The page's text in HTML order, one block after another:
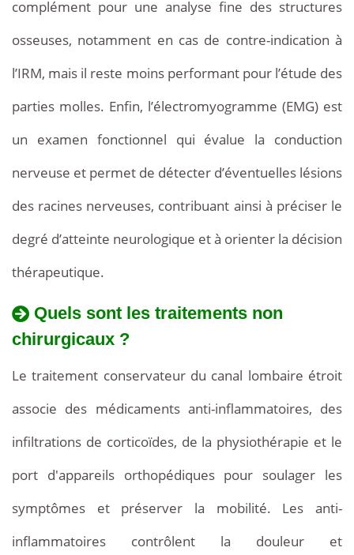
complément pour une analyse fine des structures
osseuses, notamment en cas de contre-indication à
l’IRM, mais il reste moins performant pour l’étude des
parties molles. Enfin, l’électromyogramme (EMG) est
un examen fonctionnel qui évalue la conduction
nerveuse et permet de détecter d’éventuelles lésions
des racines nerveuses, contribuant ainsi à préciser le
degré d’atteinte neurologique et à orienter la décision
thérapeutique.
Quels sont les traitements non
chirurgicaux ?
Le traitement conservateur du canal lombaire étroit
associe des médicaments anti-inflammatoires, des
infiltrations de corticoïdes, de la physiothérapie et le
port d'appareils orthopédiques pour soulager les
symptômes et préserver la mobilité. Les anti-
inflammatoires contrôlent la douleur et